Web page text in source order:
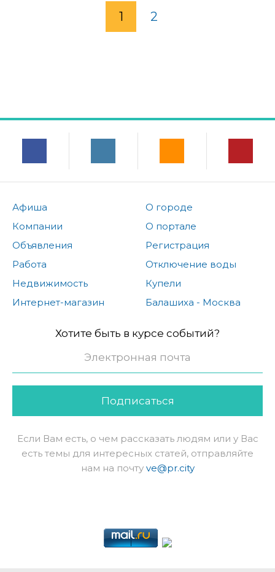
1 2
Афиша
Компании
Объявления
Работа
Недвижимость
Интернет-магазин
О городе
О портале
Регистрация
Отключение воды
Купели
Балашиха - Москва
Хотите быть в курсе событий?
Подписаться
Если Вам есть, о чем рассказать людям или у Вас
есть темы для интересных статей, отправляйте
нам на почту ve@pr.city